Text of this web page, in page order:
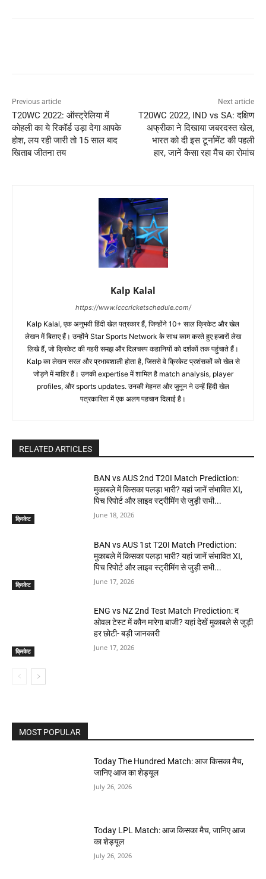
Previous article
T20WC 2022: ऑस्ट्रेलिया में
कोहली का ये रिकॉर्ड उड़ा देगा आपके
होश, लय रही जारी तो 15 साल बाद
खिताब जीतना तय
Next article
T20WC 2022, IND vs SA: दक्षिण
अफ्रीका ने दिखाया जबरदस्त खेल,
भारत को दी इस टूर्नामेंट की पहली
हार, जानें कैसा रहा मैच का रोमांच
Kalp Kalal
https://www.icccricketschedule.com/
Kalp Kalal, एक अनुभवी हिंदी खेल पत्रकार हैं, जिन्होंने 10+ साल क्रिकेट और खेल
लेखन में बिताए हैं। उन्होंने Star Sports Network के साथ काम करते हुए हजारों लेख
लिखे हैं, जो क्रिकेट की गहरी समझ और दिलचस्प कहानियों को दर्शकों तक पहुंचाते हैं।
Kalp का लेखन सरल और प्रभावशाली होता है, जिससे वे क्रिकेट प्रशंसकों को खेल से
जोड़ने में माहिर हैं। उनकी expertise में शामिल है match analysis, player
profiles, और sports updates. उनकी मेहनत और जुनून ने उन्हें हिंदी खेल
पत्रकारिता में एक अलग पहचान दिलाई है।
RELATED ARTICLES
क्रिकेट
BAN vs AUS 2nd T20I Match Prediction:
मुकाबले में किसका पलड़ा भारी? यहां जानें संभावित XI,
पिच रिपोर्ट और लाइव स्ट्रीमिंग से जुड़ी सभी...
June 18, 2026
क्रिकेट
BAN vs AUS 1st T20I Match Prediction:
मुकाबले में किसका पलड़ा भारी? यहां जानें संभावित XI,
पिच रिपोर्ट और लाइव स्ट्रीमिंग से जुड़ी सभी...
June 17, 2026
क्रिकेट
ENG vs NZ 2nd Test Match Prediction: द
ओवल टेस्ट में कौन मारेगा बाजी? यहां देखें मुकाबले से जुड़ी
हर छोटी- बड़ी जानकारी
June 17, 2026
MOST POPULAR
Today The Hundred Match: आज किसका मैच,
जानिए आज का शेड्यूल
July 26, 2026
Today LPL Match: आज किसका मैच, जानिए आज
का शेड्यूल
July 26, 2026